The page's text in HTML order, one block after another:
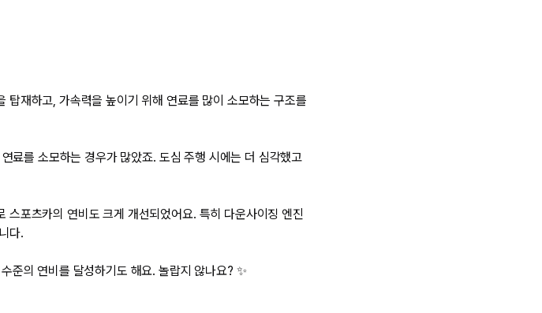
재하고, 가속력을 높이기 위해 연료를 많이 소모하는 구조를
를 소모하는 경우가 많았죠. 도심 주행 시에는 더 심각했고
스포츠카의 연비도 크게 개선되었어요. 특히 다운사이징 엔진
다.
준의 연비를 달성하기도 해요. 놀랍지 않나요? ✨